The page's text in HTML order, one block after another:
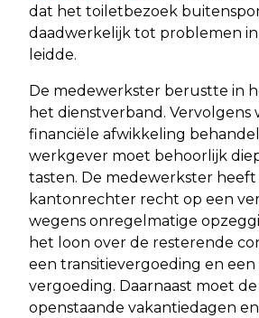
dat het toiletbezoek
daadwerkelijk tot problemen
leidde.
De medewerkster berustte in
het dienstverband. Vervolgens
financiële afwikkeling
werkgever moet behoorlijk
tasten. De medewerkster heeft
kantonrechter recht op een
wegens onregelmatige
het loon over de resterende
een transitievergoeding en een
vergoeding. Daarnaast moet
openstaande vakantiedagen en